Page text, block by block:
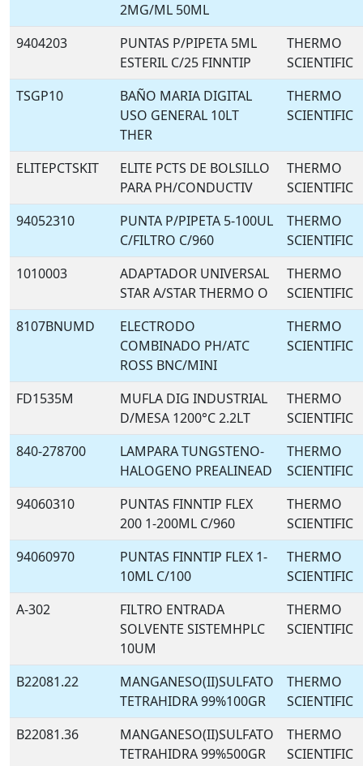
2MG/ML 50ML
9404203
PUNTAS P/PIPETA 5ML
ESTERIL C/25 FINNTIP
THERMO
SCIENTIFIC
TSGP10
BAÑO MARIA DIGITAL
USO GENERAL 10LT
THER
THERMO
SCIENTIFIC
ELITEPCTSKIT
ELITE PCTS DE BOLSILLO
PARA PH/CONDUCTIV
THERMO
SCIENTIFIC
94052310
PUNTA P/PIPETA 5-100UL
C/FILTRO C/960
THERMO
SCIENTIFIC
1010003
ADAPTADOR UNIVERSAL
STAR A/STAR THERMO O
THERMO
SCIENTIFIC
8107BNUMD
ELECTRODO
COMBINADO PH/ATC
ROSS BNC/MINI
THERMO
SCIENTIFIC
FD1535M
MUFLA DIG INDUSTRIAL
D/MESA 1200°C 2.2LT
THERMO
SCIENTIFIC
840-278700
LAMPARA TUNGSTENO-
HALOGENO PREALINEAD
THERMO
SCIENTIFIC
94060310
PUNTAS FINNTIP FLEX
200 1-200ML C/960
THERMO
SCIENTIFIC
94060970
PUNTAS FINNTIP FLEX 1-
10ML C/100
THERMO
SCIENTIFIC
A-302
FILTRO ENTRADA
SOLVENTE SISTEMHPLC
10UM
THERMO
SCIENTIFIC
B22081.22
MANGANESO(II)SULFATO
TETRAHIDRA 99%100GR
THERMO
SCIENTIFIC
B22081.36
MANGANESO(II)SULFATO
TETRAHIDRA 99%500GR
THERMO
SCIENTIFIC